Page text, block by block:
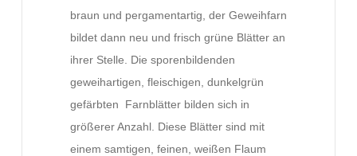
braun und pergamentartig, der Geweihfarn
bildet dann neu und frisch grüne Blätter an
ihrer Stelle. Die sporenbildenden
geweihartigen, fleischigen, dunkelgrün
gefärbten Farnblätter bilden sich in
größerer Anzahl. Diese Blätter sind mit
einem samtigen, feinen, weißen Flaum